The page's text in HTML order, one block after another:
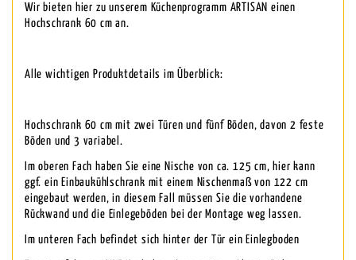
Wir bieten hier zu unserem Küchenprogramm ARTISAN einen
Hochschrank 60 cm an.
Alle wichtigen Produktdetails im Überblick:
Hochschrank 60 cm mit zwei Türen und fünf Böden, davon 2 feste
Böden und 3 variabel.
Im oberen Fach haben Sie eine Nische von ca. 125 cm, hier kann
ggf. ein Einbaukühlschrank mit einem Nischenmaß von 122 cm
eingebaut werden, in diesem Fall müssen Sie die vorhandene
Rückwand und die Einlegeböden bei der Montage weg lassen.
Im unteren Fach befindet sich hinter der Tür ein Einlegboden